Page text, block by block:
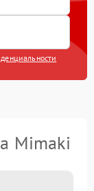
Mimaki